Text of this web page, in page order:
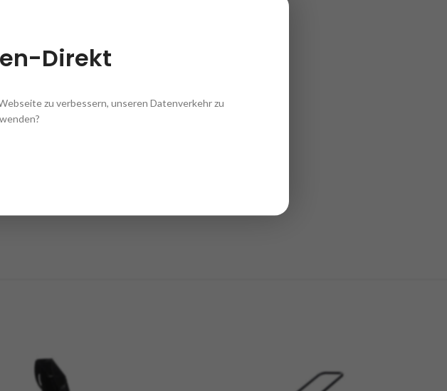
Direkt
zu verbessern, unseren Datenverkehr zu